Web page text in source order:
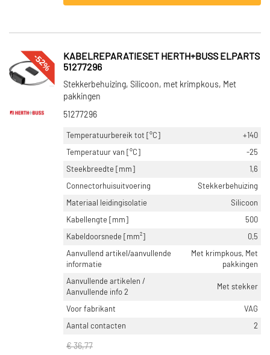
-52%
KABELREPARATIESET HERTH+BUSS ELPARTS
51277296
Stekkerbehuizing, Silicoon, met krimpkous, Met
pakkingen
51277296
Temperatuurbereik tot [°C]
+140
Temperatuur van [°C]
-25
Steekbreedte [mm]
1,6
Connectorhuisuitvoering
Stekkerbehuizing
Materiaal leidingisolatie
Silicoon
Kabellengte [mm]
500
Kabeldoorsnede [mm²]
0,5
Aanvullend artikel/aanvullende
informatie
Met krimpkous, Met
pakkingen
Aanvullende artikelen /
Aanvullende info 2
Met stekker
Voor fabrikant
VAG
Aantal contacten
2
€ 36,77